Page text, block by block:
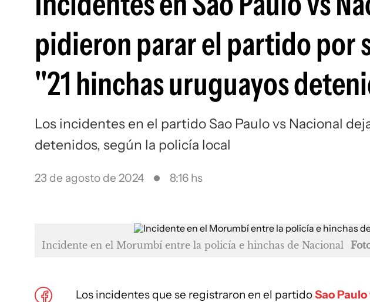
pidieron parar el partido por
"21 hinchas uruguayos
Los incidentes en el partido Sao Paulo vs Nacional
detenidos, según la policía local
23 de agosto de 2024 8:16 hs
Incidente en el Morumbí entre la policía e hinchas de Nacional
Los incidentes que se registraron en el partidoSao